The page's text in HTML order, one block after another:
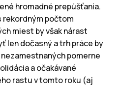
hromadné prepúšťania.
rekordným počtom
miest by však nárast
len dočasný a trh práce by
pomerne
a očakávané
rastu v tomto roku (aj